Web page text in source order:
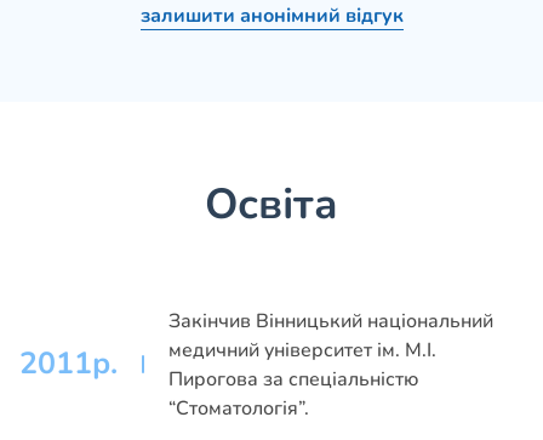
залишити анонімний відгук
Освіта
2011р.
Закінчив Вінницький національний
медичний університет ім. М.І.
Пирогова за спеціальністю
“Стоматологія”.